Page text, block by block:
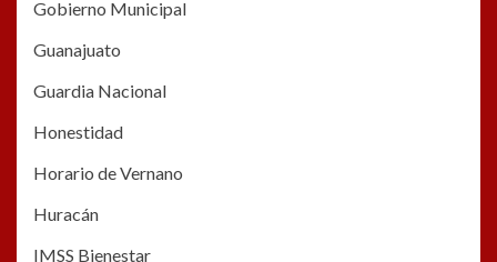
Gobierno Municipal
Guanajuato
Guardia Nacional
Honestidad
Horario de Vernano
Huracán
IMSS Bienestar